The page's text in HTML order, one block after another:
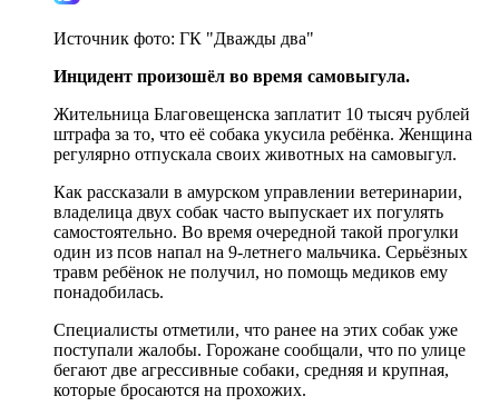
Источник фото: ГК "Дважды два"
Инцидент произошёл во время самовыгула.
Жительница Благовещенска заплатит 10 тысяч рублей
штрафа за то, что её собака укусила ребёнка. Женщина
регулярно отпускала своих животных на самовыгул.
Как рассказали в амурском управлении ветеринарии,
владелица двух собак часто выпускает их погулять
самостоятельно. Во время очередной такой прогулки
один из псов напал на 9-летнего мальчика. Серьёзных
травм ребёнок не получил, но помощь медиков ему
понадобилась.
Специалисты отметили, что ранее на этих собак уже
поступали жалобы. Горожане сообщали, что по улице
бегают две агрессивные собаки, средняя и крупная,
которые бросаются на прохожих.